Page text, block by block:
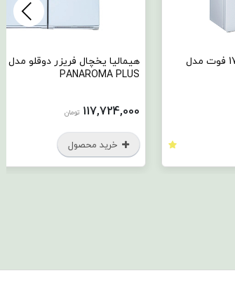
هیمالیا یخچال فریزر دوقلو مدل
خرید محصول